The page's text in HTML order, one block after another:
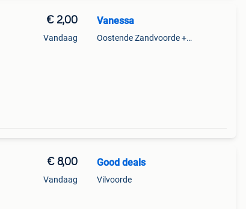
€ 2,00
Vandaag
Vanessa
Oostende Zandvoorde +Oostende
€ 8,00
Vandaag
Good deals
Vilvoorde